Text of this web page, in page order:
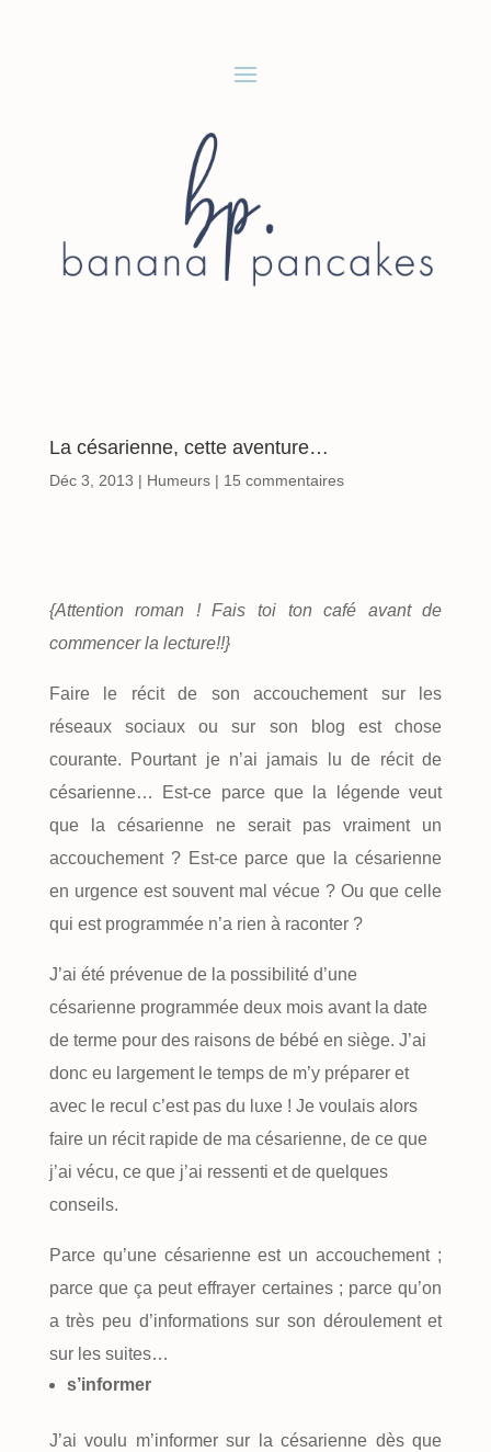
La césarienne, cette aventure…
Déc 3, 2013 | Humeurs| 15 commentaires
{Attention roman ! Fais toi ton café avant de
commencer la lecture!!}
Faire le récit de son accouchement sur les
réseaux sociaux ou sur son blog est chose
courante. Pourtant je n’ai jamais lu de récit de
césarienne… Est-ce parce que la légende veut
que la césarienne ne serait pas vraiment un
accouchement ? Est-ce parce que la césarienne
en urgence est souvent mal vécue ? Ou que celle
qui est programmée n’a rien à raconter ?
J’ai été prévenue de la possibilité d’une
césarienne programmée deux mois avant la date
de terme pour des raisons de bébé en siège. J’ai
donc eu largement le temps de m’y préparer et
avec le recul c’est pas du luxe ! Je voulais alors
faire un récit rapide de ma césarienne, de ce que
j’ai vécu, ce que j’ai ressenti et de quelques
conseils.
Parce qu’une césarienne est un accouchement ;
parce que ça peut effrayer certaines ; parce qu’on
a très peu d’informations sur son déroulement et
sur les suites…
s’informer
J’ai voulu m’informer sur la césarienne dès que